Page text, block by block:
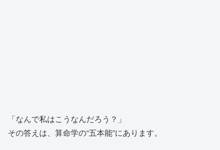
「なんで私はこうなんだろう？」
その答えは、算命学の“五本能”にあります。